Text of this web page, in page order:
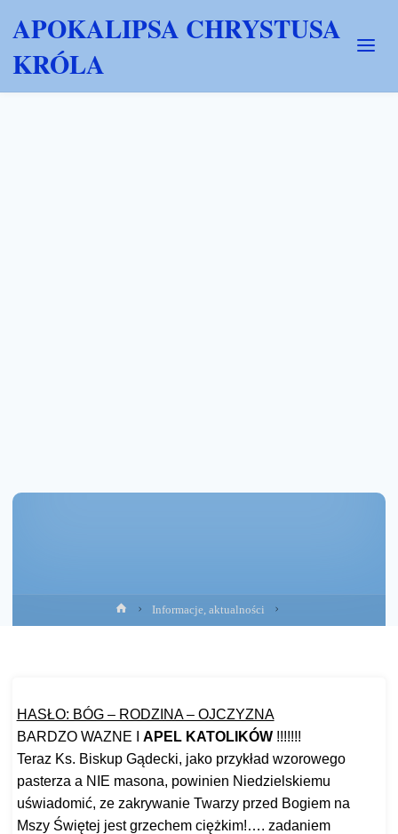
APOKALIPSA CHRYSTUSA
KRÓLA
Strona
główna
Informacje, aktualności
HASŁO: BÓG – RODZINA – OJCZYZNA
BARDZO WAZNE I APEL KATOLIKÓW!!!!!!!
Teraz Ks. Biskup Gądecki, jako przykład wzorowego
pasterza a NIE masona, powinien Niedzielskiemu
uświadomić, ze zakrywanie Twarzy przed Bogiem na
Mszy Świętej jest grzechem ciężkim!…. zadaniem